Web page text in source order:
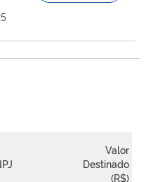
Valor
Destinado
(R$)